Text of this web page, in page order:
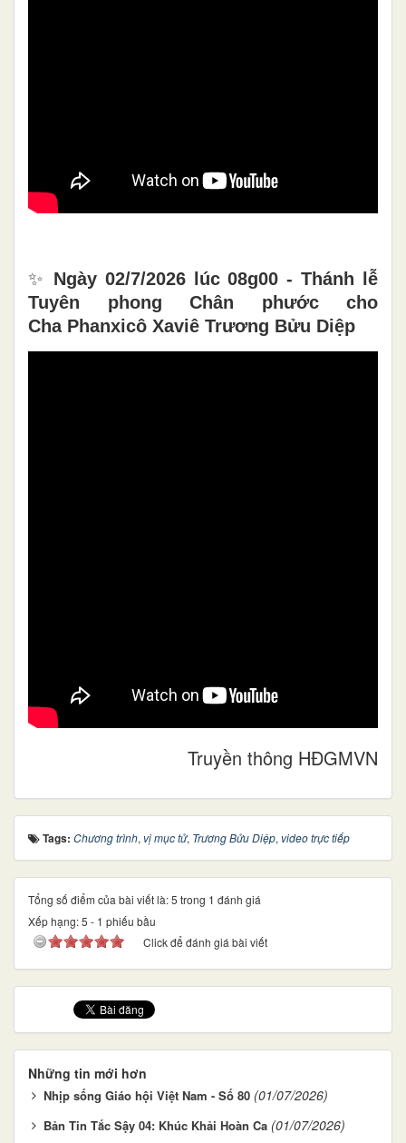
✨ Ngày 02/7/2026 lúc 08g00 - Thánh lễ
Tuyên phong Chân phước cho
Cha Phanxicô Xaviê Trương Bửu Diệp
Truyền thông HĐGMVN
Tags: Chương trình, vị mục tử, Trương Bửu Diệp, video trực tiếp
Tổng số điểm của bài viết là: 5 trong 1 đánh giá
Xếp hạng:5 - 1 phiếu bầu
Click để đánh giá bài viết
Những tin mới hơn
Nhịp sống Giáo hội Việt Nam - Số 80 (01/07/2026)
Bản Tin Tắc Sậy 04: Khúc Khải Hoàn Ca (01/07/2026)